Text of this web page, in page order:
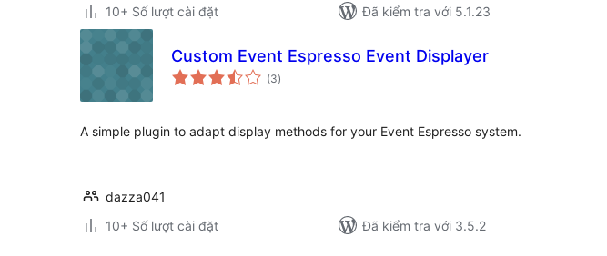
10+ Số lượt cài đặt
Đã kiểm tra với 5.1.23
Custom Event Espresso Event Displayer
(3tổng
đánh
)
A simple plugin to adapt display methods for your Event Espresso system.
dazza041
10+ Số lượt cài đặt
Đã kiểm tra với 3.5.2